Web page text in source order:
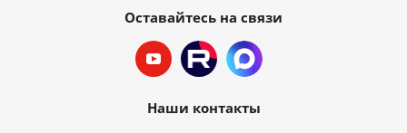
Оставайтесь на связи
Наши контакты